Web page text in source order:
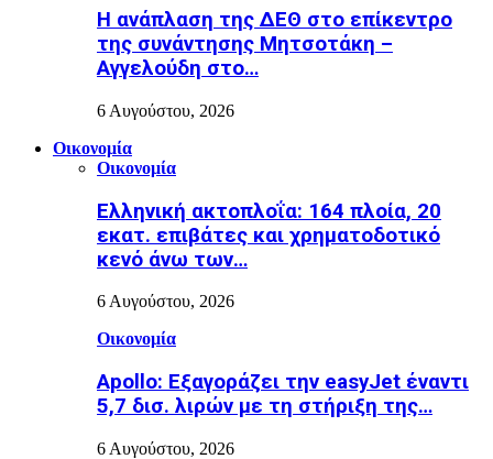
Η ανάπλαση της ΔΕΘ στο επίκεντρο
της συνάντησης Μητσοτάκη –
Αγγελούδη στο…
6 Αυγούστου, 2026
Οικονομία
Οικονομία
Ελληνική ακτοπλοΐα: 164 πλοία, 20
εκατ. επιβάτες και χρηματοδοτικό
κενό άνω των…
6 Αυγούστου, 2026
Οικονομία
Apollo: Εξαγοράζει την easyJet έναντι
5,7 δισ. λιρών με τη στήριξη της…
6 Αυγούστου, 2026